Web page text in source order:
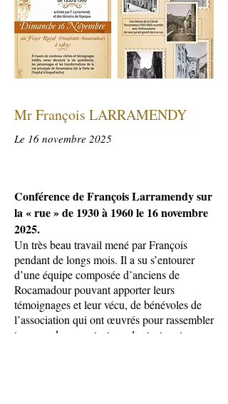
Mr François LARRAMENDY
Le 16 novembre 2025
Conférence de François Larramendy sur
la « rue » de 1930 à 1960 le 16 novembre
2025.
Un très beau travail mené par François
pendant de longs mois. Il a su s’entourer
d’une équipe composée d’anciens de
Rocamadour pouvant apporter leurs
témoignages et leur vécu, de bénévoles de
l’association qui ont œuvrés pour rassembler
tous ces documents, taper les textes et